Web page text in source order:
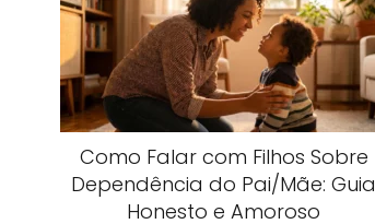
Como Falar com Filhos Sobre
Dependência do Pai/Mãe: Guia
Honesto e Amoroso